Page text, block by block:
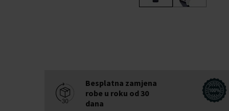
Besplatna zamjena
robe u roku od 30
dana